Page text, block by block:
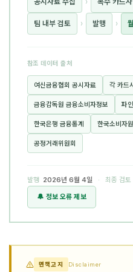
팀 내부 검토 › 발행 ›
참조 데이터 출처
여신금융협회 공시자료 각 카드
금융감독원 금융소비자정보 파
한국은행 금융통계 한국소비자
공정거래위원회
발행 2026년 6월 4일 · 최종 검토
🔔 정보 오류 제보
면책고지 Disclaimer